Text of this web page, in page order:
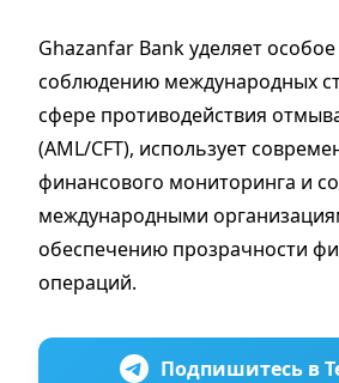
Ghazanfar Bank уделяет
соблюдению международных
сфере противодействия
(AML/CFT), использует
финансового мониторинга и
международными
обеспечению прозрачности
операций.
Подпишитесь в